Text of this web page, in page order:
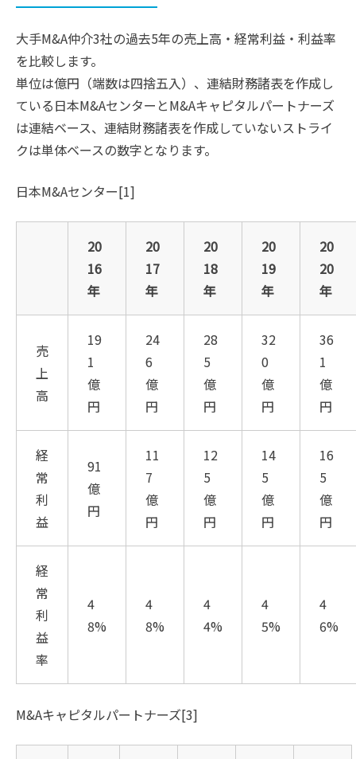
大手M&A仲介3社の過去5年の売上高・経常利益・利益率
を比較します。
単位は億円（端数は四捨五入）、連結財務諸表を作成し
ている日本M&AセンターとM&Aキャピタルパートナーズ
は連結ベース、連結財務諸表を作成していないストライ
クは単体ベースの数字となります。
日本M&Aセンター[1]
20
16
年
20
17
年
20
18
年
20
19
年
20
20
年
売
上
高
19
1
億
円
24
6
億
円
28
5
億
円
32
0
億
円
36
1
億
円
経
常
利
益
91
億
円
11
7
億
円
12
5
億
円
14
5
億
円
16
5
億
円
経
常
利
益
率
4
8%
4
8%
4
4%
4
5%
4
6%
M&Aキャピタルパートナーズ[3]